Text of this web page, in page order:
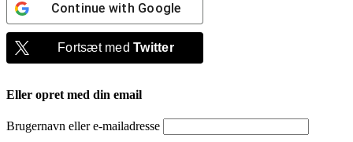
Continue with Google
Fortsæt medTwitter
Eller opret med din email
Brugernavn eller e-mailadresse